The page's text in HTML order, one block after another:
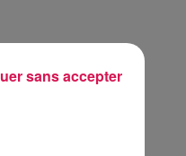
sans accepter